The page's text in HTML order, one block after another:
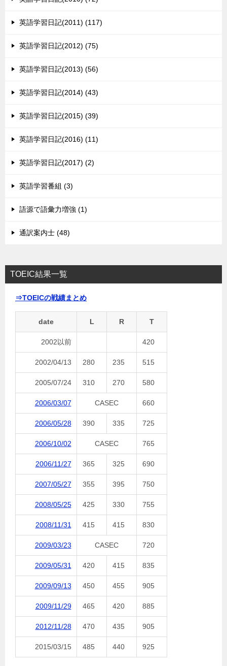
英語学習日記(2011) (117)
英語学習日記(2012) (75)
英語学習日記(2013) (56)
英語学習日記(2014) (43)
英語学習日記(2015) (39)
英語学習日記(2016) (11)
英語学習日記(2017) (2)
英語学習番組 (3)
語源で語彙力増強 (1)
通訳案内士 (48)
TOEIC結果一覧
⇒TOEICの戦績まとめ
date L R T
2002以前 420
2002/04/13 280 235 515
2005/07/24 310 270 580
2006/03/07 CASEC 660
2006/05/28 390 335 725
2006/10/02 CASEC 765
2006/11/27 365 325 690
2007/05/27 355 395 750
2008/05/25 425 330 755
2008/11/31 415 415 830
2009/03/23 CASEC 720
2009/05/31 420 415 835
2009/09/13 450 455 905
2009/11/29 465 420 885
2012/11/28 470 435 905
2015/03/15 485 440 925